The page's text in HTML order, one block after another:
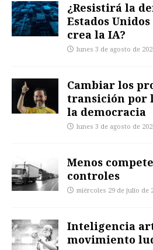
¿Resistirá la
Estados
crea la IA?
lunes 3 de agosto de
Cambiar los
transición por
la democracia
lunes 3 de agosto de
Menos
controles
miércoles 29 de julio de
Inteligencia
movimiento